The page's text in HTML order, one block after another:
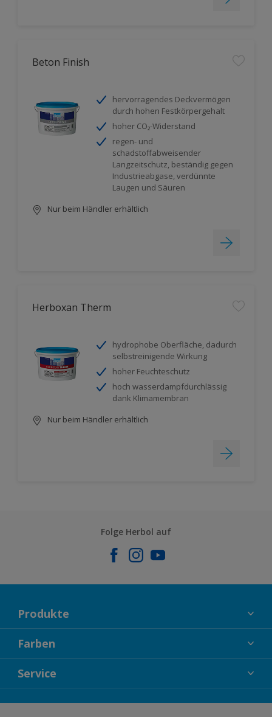
Beton Finish
hervorragendes Deckvermögen
durch hohen Festkörpergehalt
hoher CO₂-Widerstand
regen- und
schadstoffabweisender
Langzeitschutz, beständig gegen
Industrieabgase, verdünnte
Laugen und Säuren
Nur beim Händler erhältlich
Herboxan Therm
hydrophobe Oberfläche, dadurch
selbstreinigende Wirkung
hoher Feuchteschutz
hoch wasserdampfdurchlässig
dank Klimamembran
Nur beim Händler erhältlich
Folge Herbol auf
Produkte
FASSADENFARBEN
INNENFARBEN
LACKE
Farben
KOLLEKTIONEN
FARBTRENDS
FARBBERATUNG
Service